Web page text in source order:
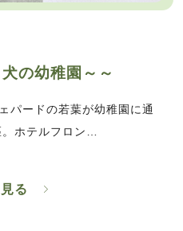
の幼稚園～～
パードの若葉が幼稚園に通
。ホテルフロン…
る